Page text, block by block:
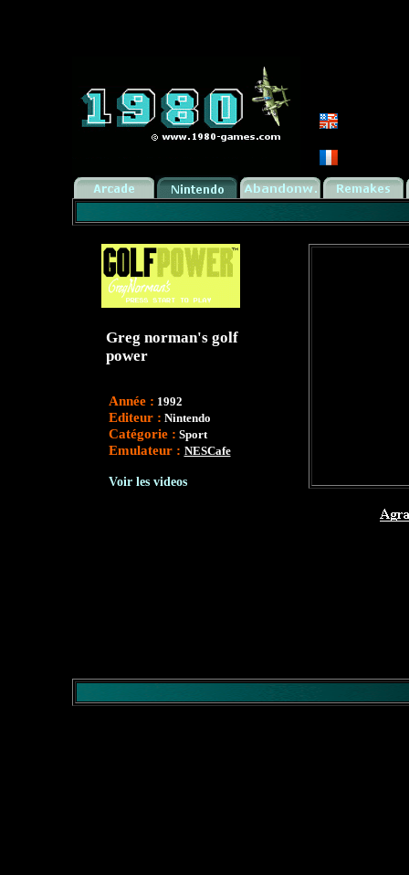
Greg norman's golf
power
Année : 1992
Editeur : Nintendo
Catégorie : Sport
Emulateur : NESCafe
Voir les videos